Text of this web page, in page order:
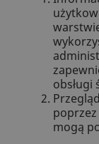
obsługi
mogą